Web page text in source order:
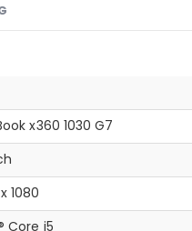
x360 1030 G7
1080
Core i5